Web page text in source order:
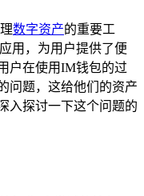
数字资产的重要工
用，为用户提供了便
户在使用IM钱包的过
问题，这给他们的资产
入探讨一下这个问题的